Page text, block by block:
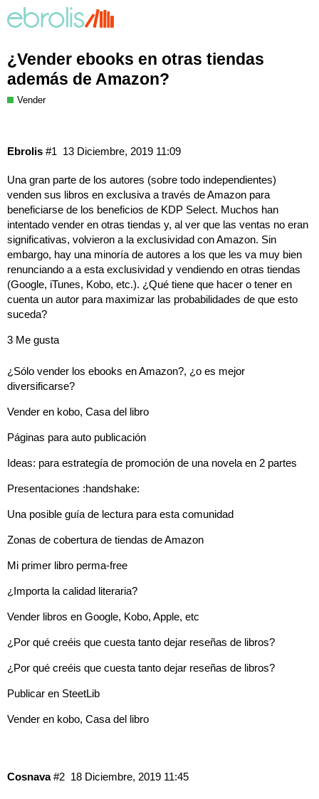
¿Vender ebooks en otras tiendas
además de Amazon?
Vender
Ebrolis 13 Diciembre, 2019 11:09
#1
Una gran parte de los autores (sobre todo independientes)
venden sus libros en exclusiva a través de Amazon para
beneficiarse de los beneficios de KDP Select. Muchos han
intentado vender en otras tiendas y, al ver que las ventas no eran
significativas, volvieron a la exclusividad con Amazon. Sin
embargo, hay una minoría de autores a los que les va muy bien
renunciando a a esta exclusividad y vendiendo en otras tiendas
(Google, iTunes, Kobo, etc.). ¿Qué tiene que hacer o tener en
cuenta un autor para maximizar las probabilidades de que esto
suceda?
3 Me gusta
¿Sólo vender los ebooks en Amazon?, ¿o es mejor
diversificarse?
Vender en kobo, Casa del libro
Páginas para auto publicación
Ideas: para estrategía de promoción de una novela en 2 partes
Presentaciones :handshake:
Una posible guía de lectura para esta comunidad
Zonas de cobertura de tiendas de Amazon
Mi primer libro perma-free
¿Importa la calidad literaria?
Vender libros en Google, Kobo, Apple, etc
¿Por qué creéis que cuesta tanto dejar reseñas de libros?
¿Por qué creéis que cuesta tanto dejar reseñas de libros?
Publicar en SteetLib
Vender en kobo, Casa del libro
Cosnava 18 Diciembre, 2019 11:45
#2